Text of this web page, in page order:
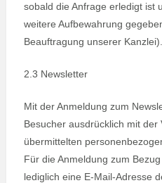
sobald die Anfrage erledigt ist
weitere Aufbewahrung
Beauftragung unserer Kanzlei).
2.3 Newsletter
Mit der Anmeldung zum
Besucher ausdrücklich mit der
übermittelten
Für die Anmeldung zum
lediglich eine E-Mail-Adresse